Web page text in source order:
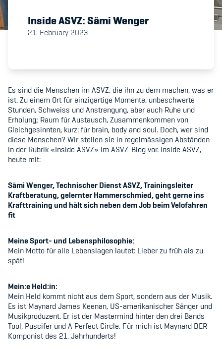
Member's Manual / FAQ
Academy
Blog
Diversität & Inklusion
Infomails
Krankenversicherung
Spitzensport & Studium
Inside ASVZ: Sämi Wenger
21. February 2023
Es sind die Menschen im ASVZ, die ihn zu dem machen, was er
ist. Zu einem Ort für einzigartige Momente, unbeschwerte
Stunden, Schweiss und Anstrengung, aber auch Ruhe und
Erholung; Raum für Austausch, Zusammenkommen von
Gleichgesinnten, kurz: für brain, body and soul. Doch, wer sind
diese Menschen? Wir stellen sie in regelmässigen Abständen
in der Rubrik «Inside ASVZ» im ASVZ-Blog vor. Inside ASVZ,
heute mit:
Sämi Wenger,Technischer Dienst ASVZ, Trainingsleiter
Kraftberatung, gelernter Hammerschmied, geht gerne ins
Krafttraining und hält sich neben dem Job beim Velofahren
fit
Meine Sport- und Lebensphilosophie:
Mein Motto für alle Lebenslagen lautet: Lieber zu früh als zu
spät!
Mein:e Held:in:
Mein Held kommt nicht aus dem Sport, sondern aus der Musik.
Es ist Maynard James Keenan, US-amerikanischer Sänger und
Musikproduzent. Er ist der Mastermind hinter den drei Bands
Tool, Puscifer und A Perfect Circle. Für mich ist Maynard DER
Komponist des 21. Jahrhunderts!